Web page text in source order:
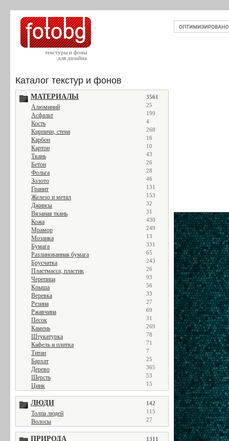
текстуры и фоны
для дизайна
Каталог текстур и фонов
МАТЕРИАЛЫ 3561
Алюминий 25
Асфальт 199
Кость 4
Кирпичи, стена 268
Карбон 16
Картон 10
Ткань 43
Бетон 26
Фольга 28
Золото 46
Гранит 131
Железо и метал 153
Джинсы 32
Вязаная ткань 31
Кожа 430
Мрамор 249
Мозаика 13
Бумага 331
Разлинованная бумага 65
Брусчатка 243
Пластмасса, пластик 26
Черепица 93
Крыша 56
Веревка 33
Резина 27
Ржавчина 69
Песок 31
Камень 269
Штукатурка 78
Кафель и плитка 71
Титан 7
Бархат 25
Дерево 365
Шерсть 53
Цинк 15
ЛЮДИ 142
Толпа людей 115
Волосы 27
ПРИРОДА 1311